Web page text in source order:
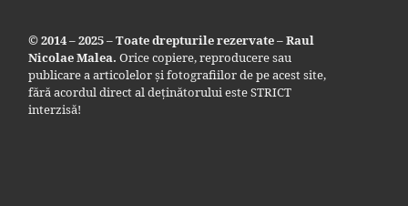
© 2014 – 2025 – Toate drepturile rezervate – Raul
Nicolae Malea. Orice copiere, reproducere sau
publicare a articolelor și fotografiilor de pe acest site,
fără acordul direct al deținătorului este STRICT
interzisă!